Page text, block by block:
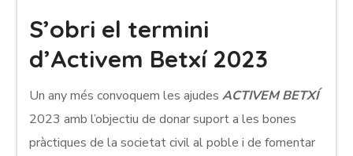
S’obri el termini
d’Activem Betxí 2023
Un any més convoquem les ajudesACTIVEM BETXÍ
2023 amb l’objectiu de donar suport a les bones
pràctiques de la societat civil al poble i de fomentar